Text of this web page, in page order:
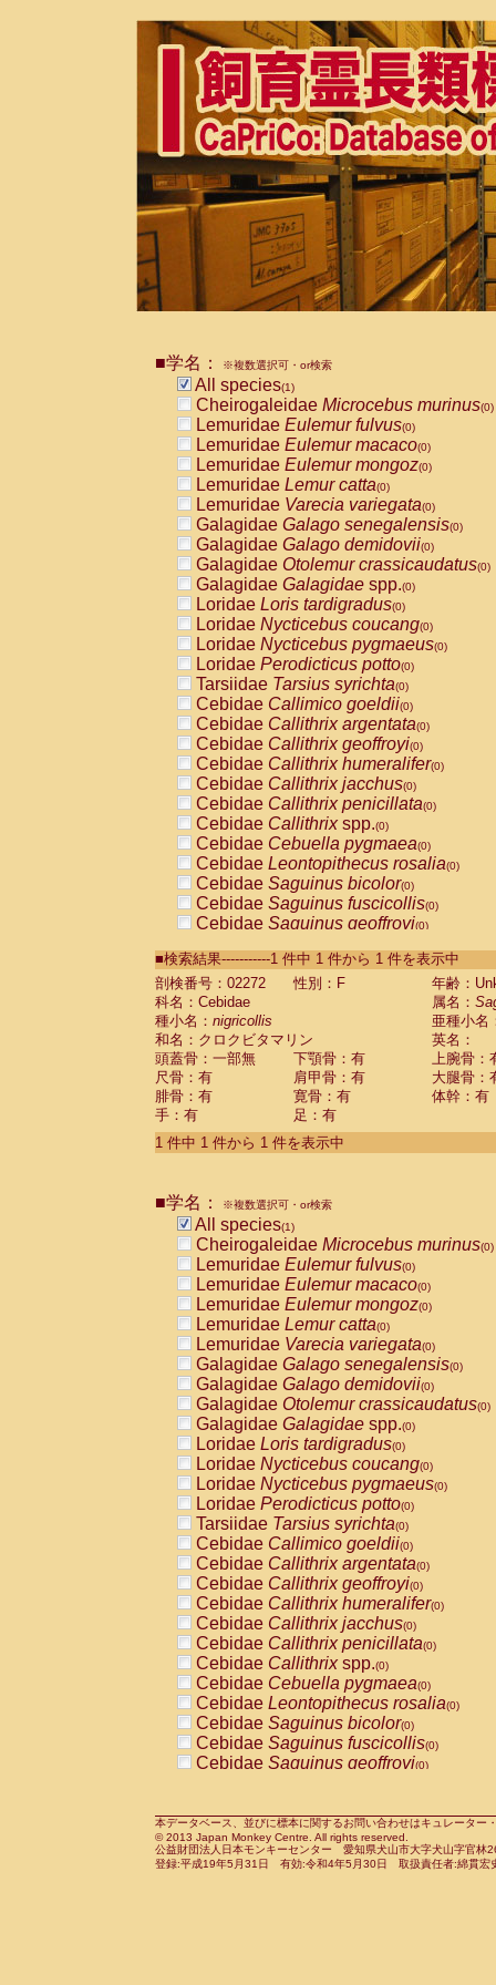
■学名： ※複数選択可・or検索
All species(1)
Cheirogaleidae Microcebus murinus(0)
Lemuridae Eulemur fulvus(0)
Lemuridae Eulemur macaco(0)
Lemuridae Eulemur mongoz(0)
Lemuridae Lemur catta(0)
Lemuridae Varecia variegata(0)
Galagidae Galago senegalensis(0)
Galagidae Galago demidovii(0)
Galagidae Otolemur crassicaudatus(0)
Galagidae Galagidae spp.(0)
Loridae Loris tardigradus(0)
Loridae Nycticebus coucang(0)
Loridae Nycticebus pygmaeus(0)
Loridae Perodicticus potto(0)
Tarsiidae Tarsius syrichta(0)
Cebidae Callimico goeldii(0)
Cebidae Callithrix argentata(0)
Cebidae Callithrix geoffroyi(0)
Cebidae Callithrix humeralifer(0)
Cebidae Callithrix jacchus(0)
Cebidae Callithrix penicillata(0)
Cebidae Callithrixspp.(0)
Cebidae Cebuella pygmaea(0)
Cebidae Leontopithecus rosalia(0)
Cebidae Saguinus bicolor(0)
Cebidae Saguinus fuscicollis(0)
Cebidae Saguinus geoffroyi(0)
CebidaeSaguinus labiatus(0)
Cebidae Saguinus leucopus (0)
Cebidae
CebidaeSaguinus mystax
CebidaeSaguinus nigricollis (1)
Cebidae Saguinus oedipus
Cebidae Saguinus weddelli
Cebidae Saguinusspp.
Cebidae Aotus trivirgatus
Cebidae Cebus albifrons
CebidaeCebus nigrivittatus
CebidaeCebus
CebidaeSaimiri boliviensis(0)
CebidaeSaimiri sciureus(0)
AtelidaeAlouatta caraya(0)
AtelidaeAlouatta fusca(0)
AtelidaeAlouatta seniculus
AtelidaeAlouattaspp.(0)
AtelidaeAteles belzebuth(0)
AtelidaeAteles geoffroyi(0)
AtelidaeAteles paniscus(0)
AtelidaeAtelesspp.(0)
Atelidae Lagothrix lagothricha
AtelidaeLagothrix lagothricha cana
PitheciidaeCacajao calvus
PitheciidaeCallicebus cupreus
PitheciidaeCallicebus donacophilus
PitheciidaeCallicebus moloch
PitheciidaeCallicebus torquatus
PitheciidaeCallicebusspp.(0)
PitheciidaeChiropotes satanas(0)
PitheciidaePithecia monachus
PitheciidaePithecia pithecia(0)
CercopithecidaeCercocebus agilis
CercopithecidaeCercocebus
CercopithecidaeCercocebus
CercopithecidaeCercocebus
CercopithecidaeCercocebus
CercopithecidaeCercocebushybrid
CercopithecidaePapio anubis(0)
CercopithecidaePapio cynocephalus
CercopithecidaePapio hamadryas(0)
■検索結果-----------1 件中 1 件から 1 件を表示中
剖検番号：02272
性別：F
年齢：
科名：Cebidae
属名：
種小名： nigricollis
亜種小名
和名：クロクビタマリン
英名：
頭蓋骨：一部無
下顎骨：有
上腕骨：
尺骨：有
肩甲骨：有
大腿骨：
腓骨：有
寛骨：有
体幹：有
手：有
足：有
1 件中 1 件から 1 件を表示中
■学名： ※複数選択可・or検索
All species(1)
Cheirogaleidae Microcebus murinus(0)
Lemuridae Eulemur fulvus(0)
Lemuridae Eulemur macaco(0)
Lemuridae Eulemur mongoz(0)
Lemuridae Lemur catta(0)
Lemuridae Varecia variegata(0)
Galagidae Galago senegalensis(0)
Galagidae Galago demidovii(0)
Galagidae Otolemur crassicaudatus(0)
Galagidae Galagidae spp.(0)
Loridae Loris tardigradus(0)
Loridae Nycticebus coucang(0)
Loridae Nycticebus pygmaeus(0)
Loridae Perodicticus potto(0)
Tarsiidae Tarsius syrichta(0)
Cebidae Callimico goeldii(0)
Cebidae Callithrix argentata(0)
Cebidae Callithrix geoffroyi(0)
Cebidae Callithrix humeralifer(0)
Cebidae Callithrix jacchus(0)
Cebidae Callithrix penicillata(0)
Cebidae Callithrixspp.(0)
Cebidae Cebuella pygmaea(0)
Cebidae Leontopithecus rosalia(0)
Cebidae Saguinus bicolor(0)
Cebidae Saguinus fuscicollis(0)
Cebidae Saguinus geoffroyi(0)
CebidaeSaguinus leucopus(0)
CebidaeSaguinus midas(0)
Cebidae Saguinus mystax(0)
本データベース、並びに標本に関するお問い合わせはキュレータ
© 2013 Japan Monkey Centre. All rights reserved.
公益財団法人日本モンキーセンター 愛知県犬山市大字犬山字官
登録:平成19年5月31日 有効:令和4年5月30日 取扱責任者:綿貫宏